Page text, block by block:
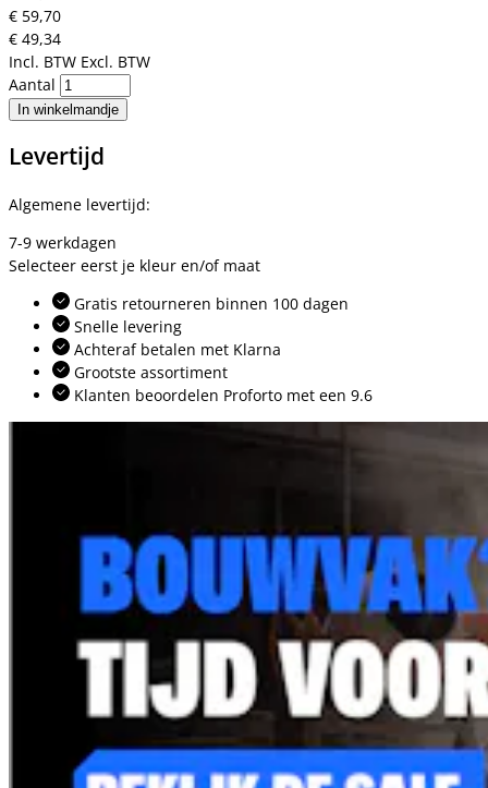
€ 59,70
€ 49,34
Incl. BTW Excl. BTW
Aantal
In winkelmandje
Levertijd
Algemene levertijd:
7-9 werkdagen
Selecteer eerst je kleur en/of maat
Gratis retourneren binnen 100 dagen
Snelle levering
Achteraf betalen met Klarna
Grootste assortiment
Klanten beoordelen Proforto met een 9.6